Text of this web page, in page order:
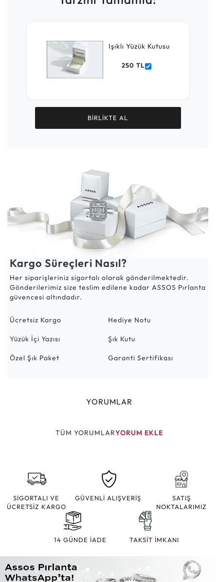
Işıklı Yüzük Kutusu
250 TL
BİRLİKTE AL
Kargo Süreçleri Nasıl?
Her siparişleriniz sigortalı olarak gönderilmektedir.
Gönderilerimiz size teslim edilene kadar ASSOS Pırlanta
güvencesi altındadır.
Ücretsiz Kargo Hediye Notu
Yüzük İçi Yazısı Şık Kutu
Özel Şık Paket Garanti Sertifikası
YORUMLAR
TÜM YORUMLARYORUM EKLE
SİGORTALI VE
ÜCRETSİZ KARGO
GÜVENLİ ALIŞVERİŞ
SATIŞ
NOKTALARIMIZ
14 GÜNDE İADE TAKSİT İMKANI